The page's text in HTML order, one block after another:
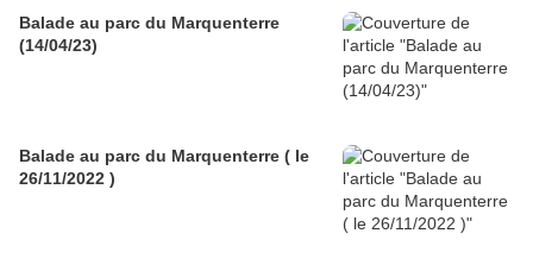
Balade au parc du Marquenterre
(14/04/23)
Balade au parc du Marquenterre ( le
26/11/2022 )